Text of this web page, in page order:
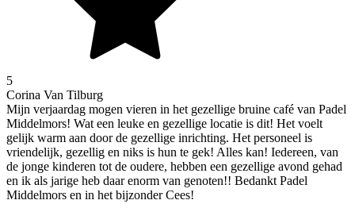
5
Corina Van Tilburg
Mijn verjaardag mogen vieren in het gezellige bruine café van Padel
Middelmors! Wat een leuke en gezellige locatie is dit! Het voelt
gelijk warm aan door de gezellige inrichting. Het personeel is
vriendelijk, gezellig en niks is hun te gek! Alles kan! Iedereen, van
de jonge kinderen tot de oudere, hebben een gezellige avond gehad
en ik als jarige heb daar enorm van genoten!! Bedankt Padel
Middelmors en in het bijzonder Cees!